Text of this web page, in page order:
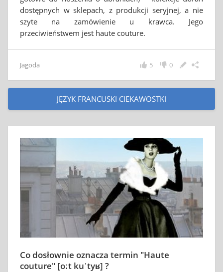
dostępnych w sklepach, z produkcji seryjnej, a nie
szyte na zamówienie u krawca. Jego
przeciwieństwem jest haute couture.
Jagoda 0
5
JĘZYK FRANCUSKI CIEKAWOSTKI
Co dosłownie oznacza termin "Haute
couture" [oːt kuˈtyʁ] ?